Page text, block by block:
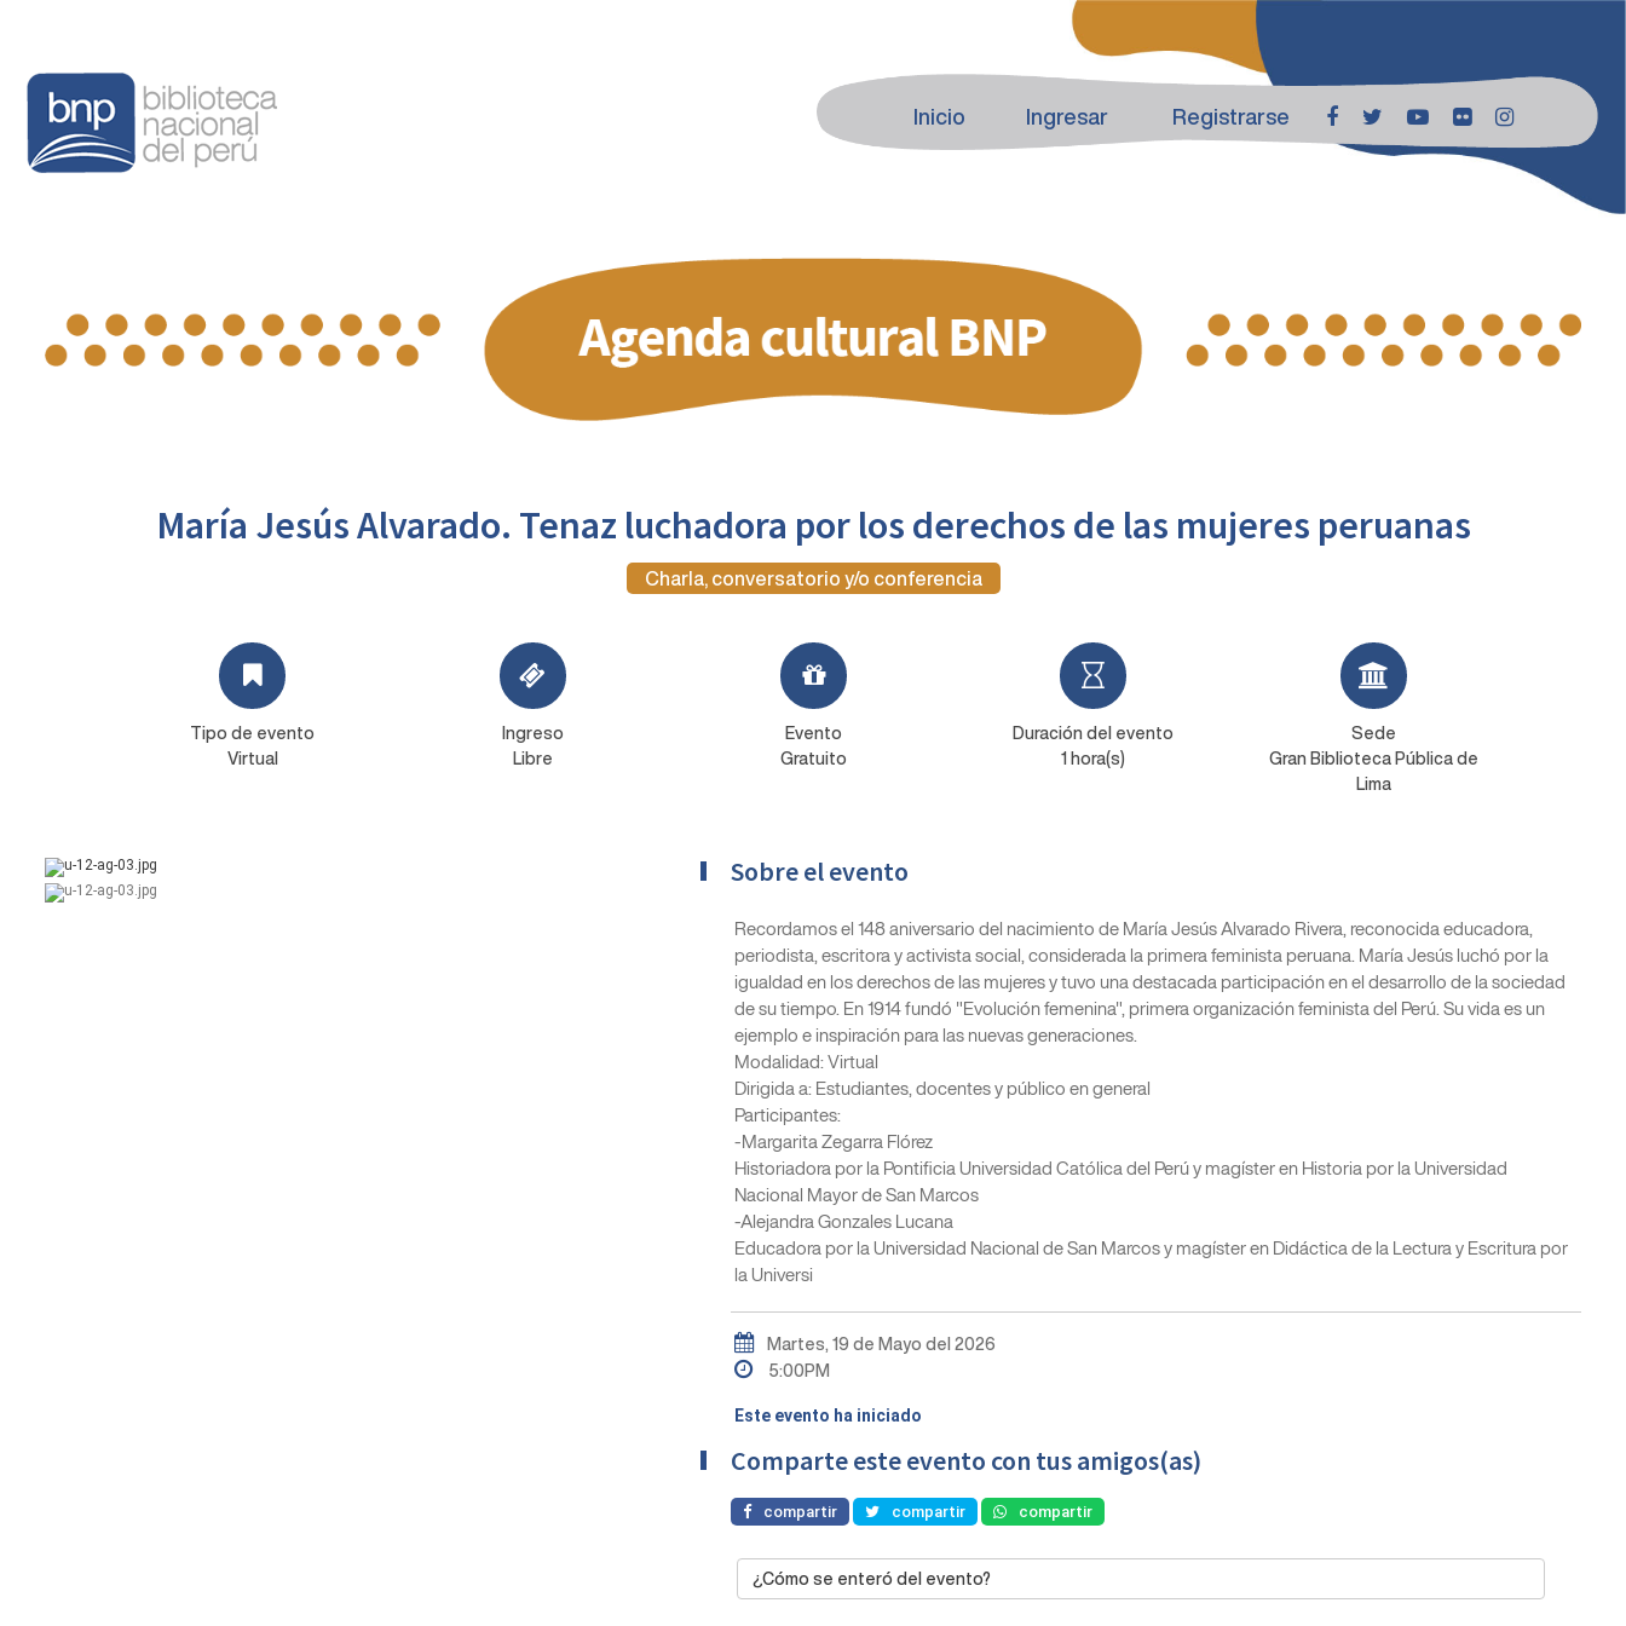
Inicio Ingresar Registrarse
María Jesús Alvarado. Tenaz luchadora por los derechos de las mujeres peruanas
Charla, conversatorio y/o conferencia
Tipo de evento
Virtual
Ingreso
Libre
Evento
Gratuito
Duración del evento
1 hora(s)
Sede
Gran Biblioteca Pública de
Lima
Sobre el evento
Recordamos el 148 aniversario del nacimiento de María Jesús Alvarado Rivera, reconocida educadora,
periodista, escritora y activista social, considerada la primera feminista peruana. María Jesús luchó por la
igualdad en los derechos de las mujeres y tuvo una destacada participación en el desarrollo de la sociedad
de su tiempo. En 1914 fundó "Evolución femenina", primera organización feminista del Perú. Su vida es un
ejemplo e inspiración para las nuevas generaciones.
Modalidad: Virtual
Dirigida a: Estudiantes, docentes y público en general
Participantes:
-Margarita Zegarra Flórez
Historiadora por la Pontificia Universidad Católica del Perú y magíster en Historia por la Universidad
Nacional Mayor de San Marcos
-Alejandra Gonzales Lucana
Educadora por la Universidad Nacional de San Marcos y magíster en Didáctica de la Lectura y Escritura por
la Universi
Martes, 19 de Mayo del 2026
5:00PM
Este evento ha iniciado
Comparte este evento con tus amigos(as)
compartir compartir compartir
¿Cómo se enteró del evento?